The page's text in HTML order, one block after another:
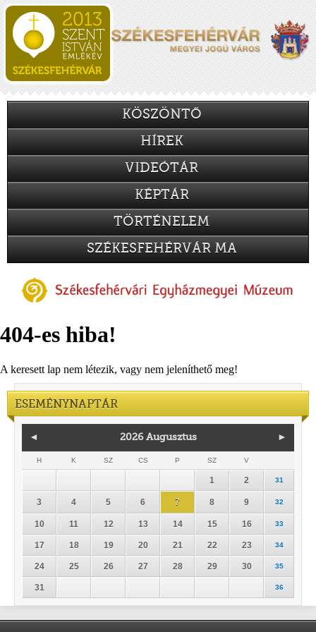
KÖSZÖNTŐ
HÍREK
VIDEÓTÁR
KÉPTÁR
TÖRTÉNELEM
SZÉKESFEHÉRVÁR MA
404-es hiba!
A keresett lap nem létezik, vagy nem jeleníthető meg!
ESEMÉNYNAPTÁR
◄ 2026 Augusztus ►
H K SZ CS P SZ V
1 2 31
3 4 5 6 7 8 9 32
10 11 12 13 14 15 16 33
17 18 19 20 21 22 23 34
24 25 26 27 28 29 30 35
31 36